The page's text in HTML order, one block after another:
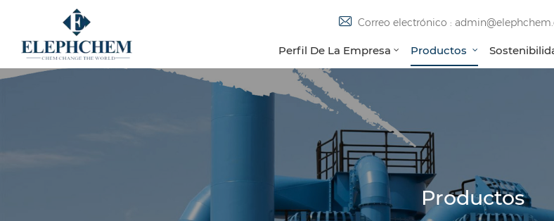
Correo electrónico :
Perfil De La Empresa Productos
Productos